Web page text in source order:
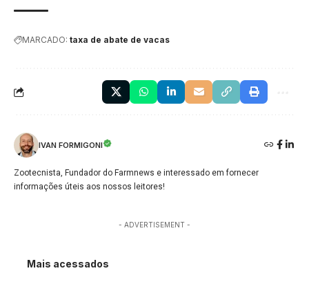
MARCADO: taxa de abate de vacas
IVAN FORMIGONI
Zootecnista, Fundador do Farmnews e interessado em fornecer
informações úteis aos nossos leitores!
- ADVERTISEMENT -
Mais acessados